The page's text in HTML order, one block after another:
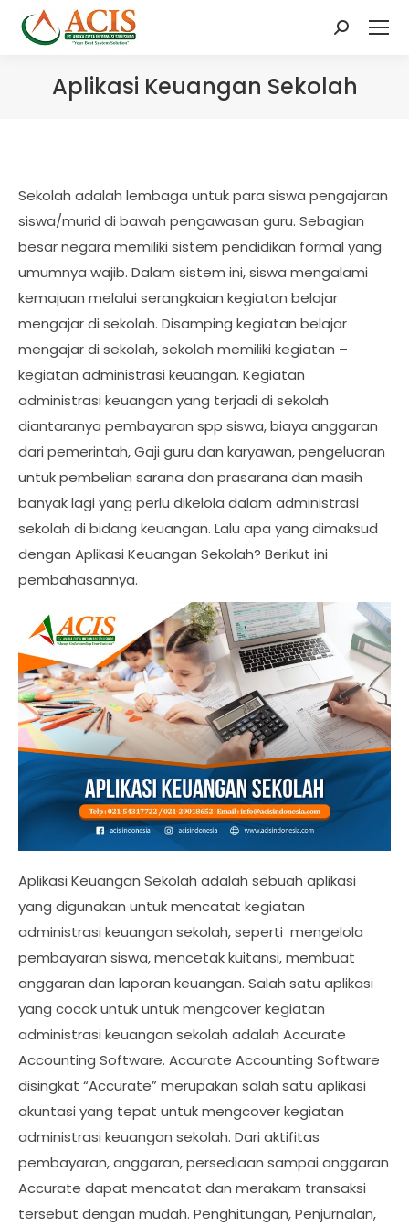
Search:
Aplikasi Keuangan Sekolah
Sekolah adalah lembaga untuk para siswa pengajaran
siswa/murid di bawah pengawasan guru. Sebagian
besar negara memiliki sistem pendidikan formal yang
umumnya wajib. Dalam sistem ini, siswa mengalami
kemajuan melalui serangkaian kegiatan belajar
mengajar di sekolah. Disamping kegiatan belajar
mengajar di sekolah, sekolah memiliki kegiatan –
kegiatan administrasi keuangan. Kegiatan
administrasi keuangan yang terjadi di sekolah
diantaranya pembayaran spp siswa, biaya anggaran
dari pemerintah, Gaji guru dan karyawan, pengeluaran
untuk pembelian sarana dan prasarana dan masih
banyak lagi yang perlu dikelola dalam administrasi
sekolah di bidang keuangan. Lalu apa yang dimaksud
dengan Aplikasi Keuangan Sekolah? Berikut ini
pembahasannya.
Aplikasi Keuangan Sekolah adalah sebuah aplikasi
yang digunakan untuk mencatat kegiatan
administrasi keuangan sekolah, seperti mengelola
pembayaran siswa, mencetak kuitansi, membuat
anggaran dan laporan keuangan. Salah satu aplikasi
yang cocok untuk untuk mengcover kegiatan
administrasi keuangan sekolah adalah Accurate
Accounting Software. Accurate Accounting Software
disingkat “Accurate” merupakan salah satu aplikasi
akuntasi yang tepat untuk mengcover kegiatan
administrasi keuangan sekolah. Dari aktifitas
pembayaran, anggaran, persediaan sampai anggaran
Accurate dapat mencatat dan merakam transaksi
tersebut dengan mudah. Penghitungan, Penjurnalan,